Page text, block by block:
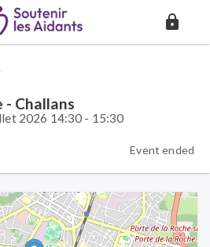
- Challans
2026 14:30 - 15:30
Event ended